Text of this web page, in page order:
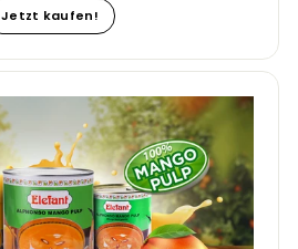
Jetzt kaufen!